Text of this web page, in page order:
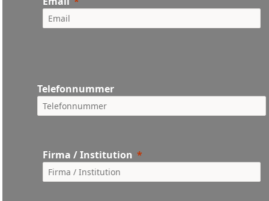
Telefonnummer
Firma / Institution